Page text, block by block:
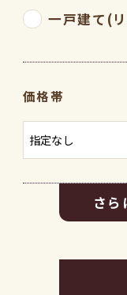
一戸建て(
価格帯
さ